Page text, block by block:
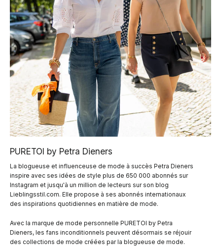
PURETOI by Petra Dieners
La blogueuse et influenceuse de mode à succès Petra Dieners
inspire avec ses idées de style plus de 650 000 abonnés sur
Instagram et jusqu'à un million de lecteurs sur son blog
Lieblingsstil.com. Elle propose à ses abonnés internationaux
des inspirations quotidiennes en matière de mode.
Avec la marque de mode personnelle PURETOI by Petra
Dieners, les fans inconditionnels peuvent désormais se réjouir
des collections de mode créées par la blogueuse de mode.